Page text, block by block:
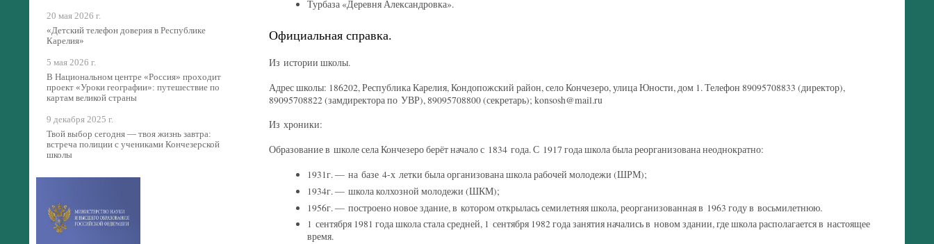
20 мая 2026 г.
«Детский телефон доверия в Республике
Карелия»
5 мая 2026 г.
В Национальном центре «Россия» проходит
проект «Уроки географии»: путешествие по
картам великой страны
9 декабря 2025 г.
Твой выбор сегодня — твоя жизнь завтра:
встреча полиции с учениками Кончезерской
школы
Турбаза «Деревня Александровка».
Официальная справка.
Из истории школы.
Адрес школы: 186202, Республика Карелия, Кондопожский район, село Кончезеро, улица Юности, дом 1. Телефон 89095708833 (директор),
89095708822 (замдиректора по УВР), 89095708800 (секретарь); konsosh@mail.ru
Из хроники:
Образование в школе села Кончезеро берёт начало с 1834 года. С 1917 года школа была реорганизована неоднократно:
1931г. — на базе 4-х летки была организована школа рабочей молодежи (ШРМ);
1934г. — школа колхозной молодежи (ШКМ);
1956г. — построено новое здание, в котором открылась семилетняя школа, реорганизованная в 1963 году в восьмилетнюю.
1 сентября 1981 года школа стала средней, 1 сентября 1982 года занятия начались в новом здании, где школа располагается в настоящее
время.